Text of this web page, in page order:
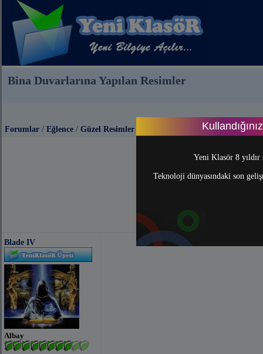
Yeni Klasör 8
Teknoloji dünyasındaki son
Bina Duvarlarına Yapılan Resimler
Forumlar / Eğlence / Güzel Resimler
Blade IV
Albay